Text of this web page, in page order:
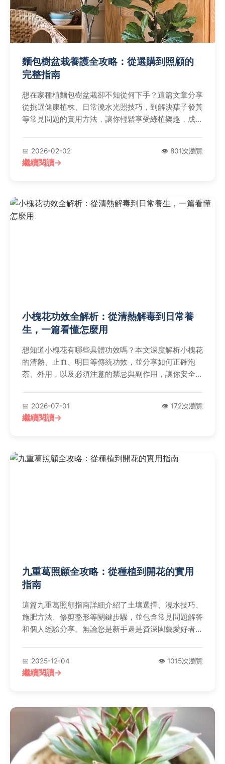
麵包樹盆栽養護全攻略：從選購到照顧的
完整指南
想在家種植麵包樹盆栽卻不知從何下手？這篇文章分享
從挑選健康植株、日常澆水光照技巧，到解決葉子發黃
等常見問題的實用方法，讓你輕鬆享受綠植樂趣，成為
📅 2026-02-02 👁️ 801次瀏覽
繼續閱讀
小槐花功效全解析：從清熱解毒到日常養
生，一篇看懂怎麼用
想知道小槐花有哪些具體功效嗎？本文深度解析小槐花
的清熱、止血、明目等傳統功效，並分享如何正確泡
茶、外用，以及必須注意的禁忌與副作用，讓你安全有
📅 2026-07-01 👁️ 172次瀏覽
繼續閱讀
九重葛照顧全攻略：從種植到開花的實用
指南
這篇九重葛照顧指南詳細介紹了土壤選擇、澆水技巧、
施肥方法、修剪整形等關鍵步驟，並包含常見問題解答
和個人經驗分享。無論您是新手還是資深園藝愛好者，
📅 2025-12-04 👁️ 1015次瀏覽
繼續閱讀